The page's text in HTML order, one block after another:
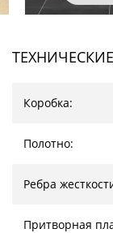
Коробка:
Полотно:
Ребра
Притворная